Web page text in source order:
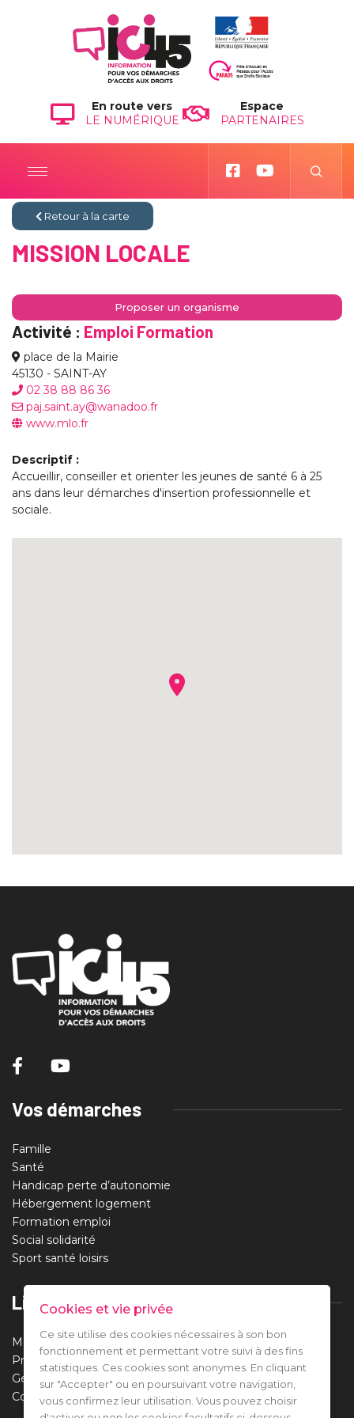
En route vers
LE NUMÉRIQUE
Espace
PARTENAIRES
Retour à la carte
MISSION LOCALE
Proposer un organisme
Activité : Emploi Formation
place de la Mairie
45130 - SAINT-AY
02 38 88 86 36
paj.saint.ay@wanadoo.fr
www.mlo.fr
Descriptif :
Accueillir, conseiller et orienter les jeunes de santé 6 à 25
ans dans leur démarches d'insertion professionnelle et
sociale.
Vos démarches
Famille
Santé
Handicap perte d’autonomie
Hébergement logement
Formation emploi
Social solidarité
Sport santé loisirs
Liens utiles
Mentions légales
Protection des données
Gestion des cookies
Contact
Cookies et vie privée
Ce site utilise des cookies nécessaires à son bon
fonctionnement et permettant votre suivi à des fins
statistiques. Ces cookies sont anonymes. En cliquant
sur "Accepter" ou en poursuivant votre navigation,
vous confirmez leur utilisation. Vous pouvez choisir